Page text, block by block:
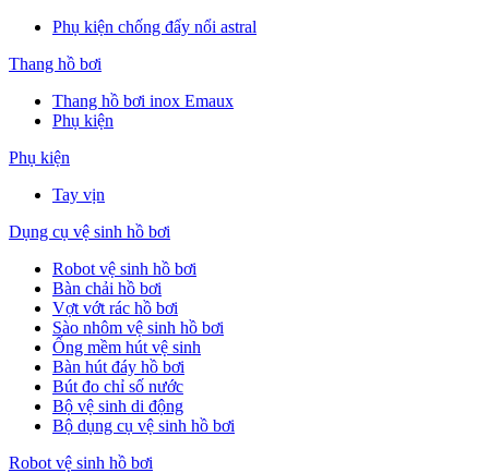
Phụ kiện chống đẩy nổi astral
Thang hồ bơi
Thang hồ bơi inox Emaux
Phụ kiện
Phụ kiện
Tay vịn
Dụng cụ vệ sinh hồ bơi
Robot vệ sinh hồ bơi
Bàn chải hồ bơi
Vợt vớt rác hồ bơi
Sào nhôm vệ sinh hồ bơi
Ống mềm hút vệ sinh
Bàn hút đáy hồ bơi
Bút đo chỉ số nước
Bộ vệ sinh di động
Bộ dụng cụ vệ sinh hồ bơi
Robot vệ sinh hồ bơi